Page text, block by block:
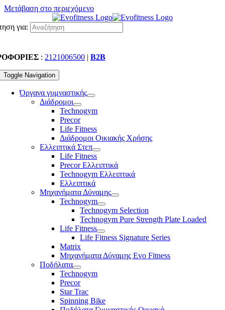
Μετάβαση στο περιεχόμενο
για:
: 2121006500 | B2B
Toggle Navigation
Όργανα γυμναστικής
Διάδρομοι
Technogym
Precor
Life Fitness
Διάδρομοι Οικιακής Χρήσης
Ελλειπτικά Στεπ
Life Fitness
Precor Ελλειπτικά
Technogym Ελλειπτικά
Ελλειπτικά
Μηχανήματα Δύναμης
Technogym
Technogym Selection
Technogym Pure Strength Plate Loaded
Life Fitness
Life Fitness Signature Series
Matrix
Μηχανήματα Δύναμης Evo Fitness
Ποδήλατα
Technogym
Precor
Star Trac
Spinning Bike